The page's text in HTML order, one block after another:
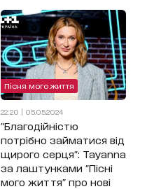
Пісня мого життя
22:20 | 05.05.2024
"Благодійністю
потрібно займатися від
щирого серця": Tayanna
за лаштунками "Пісні
мого життя" про нові